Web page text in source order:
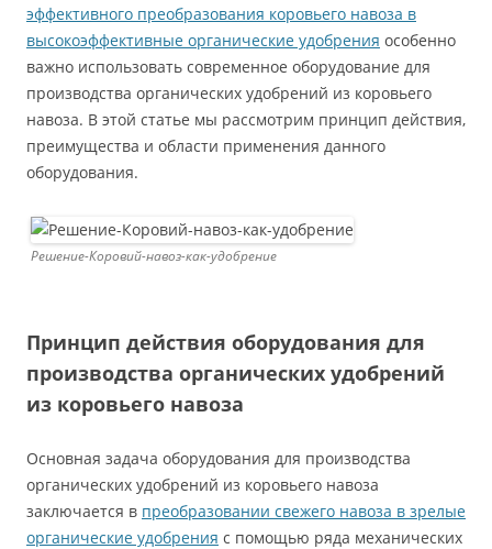
эффективного преобразования коровьего навоза в
высокоэффективные органические удобрения особенно
важно использовать современное оборудование для
производства органических удобрений из коровьего
навоза. В этой статье мы рассмотрим принцип действия,
преимущества и области применения данного
оборудования.
Решение-Коровий-навоз-как-удобрение
Принцип действия оборудования для
производства органических удобрений
из коровьего навоза
Основная задача оборудования для производства
органических удобрений из коровьего навоза
заключается в преобразовании свежего навоза в зрелые
органические удобрения с помощью ряда механических